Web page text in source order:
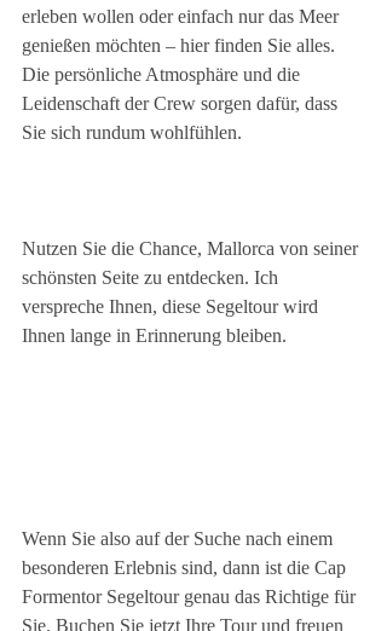
erleben wollen oder einfach nur das Meer
genießen möchten – hier finden Sie alles.
Die persönliche Atmosphäre und die
Leidenschaft der Crew sorgen dafür, dass
Sie sich rundum wohlfühlen.
Nutzen Sie die Chance, Mallorca von seiner
schönsten Seite zu entdecken. Ich
verspreche Ihnen, diese Segeltour wird
Ihnen lange in Erinnerung bleiben.
Wenn Sie also auf der Suche nach einem
besonderen Erlebnis sind, dann ist die Cap
Formentor Segeltour genau das Richtige für
Sie. Buchen Sie jetzt Ihre Tour und freuen